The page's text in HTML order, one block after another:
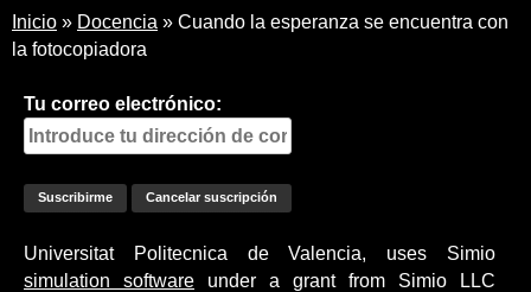
Inicio » Docencia » Cuando la esperanza se encuentra con
la fotocopiadora
Tu correo electrónico:
Universitat Politecnica de Valencia, uses Simio
simulation software under a grant from Simio LLC